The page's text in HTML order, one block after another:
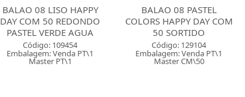
BALAO 08 PASTEL
COLORS HAPPY DAY COM
50 SORTIDO
Código: 129104
Embalagem: Venda PT\1
Master CM\50
BALAO 08 LISO HAPPY
DAY COM 50 REDONDO
PASTEL MARFIM
Código: 129105
Embalagem: Venda PT\1
Master CM\50